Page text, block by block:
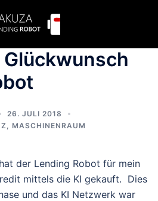
26. JULI 2018
MASCHINENRAUM
der Lending Robot für mein
mittels die KI gekauft. Dies
und das KI Netzwerk war